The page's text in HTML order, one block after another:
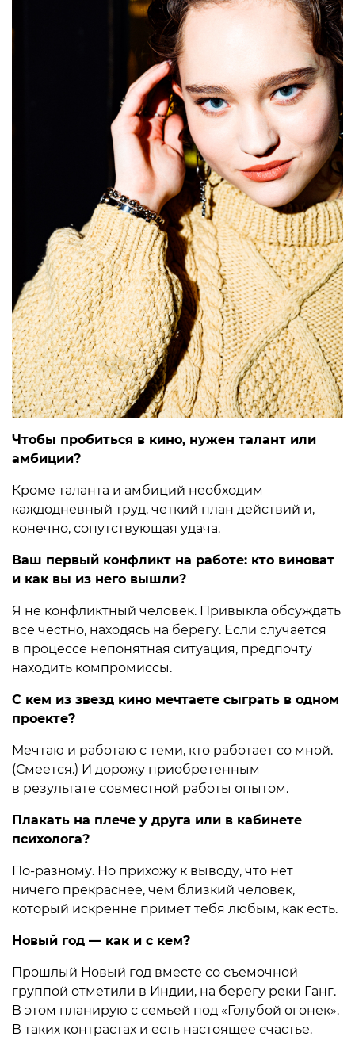
Чтобы пробиться в кино, нужен талант или
амбиции?
Кроме таланта и амбиций необходим
каждодневный труд, четкий план действий и,
конечно, сопутствующая удача.
Ваш первый конфликт на работе: кто виноват
и как вы из него вышли?
Я не конфликтный человек. Привыкла обсуждать
все честно, находясь на берегу. Если случается
в процессе непонятная ситуация, предпочту
находить компромиссы.
С кем из звезд кино мечтаете сыграть в одном
проекте?
Мечтаю и работаю с теми, кто работает со мной.
(Смеется.) И дорожу приобретенным
в результате совместной работы опытом.
Плакать на плече у друга или в кабинете
психолога?
По-разному. Но прихожу к выводу, что нет
ничего прекраснее, чем близкий человек,
который искренне примет тебя любым, как есть.
Новый год — как и с кем?
Прошлый Новый год вместе со съемочной
группой отметили в Индии, на берегу реки Ганг.
В этом планирую с семьей под «Голубой огонек».
В таких контрастах и есть настоящее счастье.